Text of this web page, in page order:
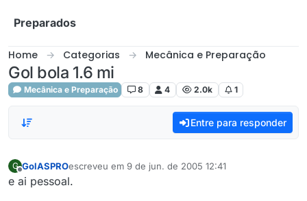
Preparados
Home Categorias Mecânica e Preparação
Gol bola 1.6 mi
Mecânica e Preparação 8 4 2.0k 1
Entre para responder
G
Offline
GolASPROescreveu em 9 de jun. de 2005 12:41
última edição por
e ai pessoal.